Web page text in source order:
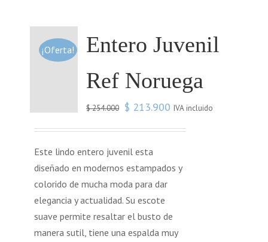
¡Oferta!
Entero Juvenil
Ref Noruega
$254.000 $ 213.900 IVA incluido
Este lindo entero juvenil esta
diseñado en modernos estampados y
colorido de mucha moda para dar
elegancia y actualidad. Su escote
suave permite resaltar el busto de
manera sutil, tiene una espalda muy